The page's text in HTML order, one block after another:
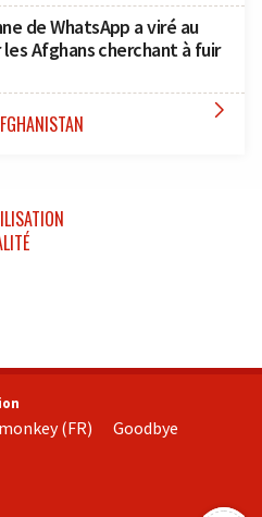
de WhatsApp a viré au
Afghans cherchant à fuir

(FR) Goodbye